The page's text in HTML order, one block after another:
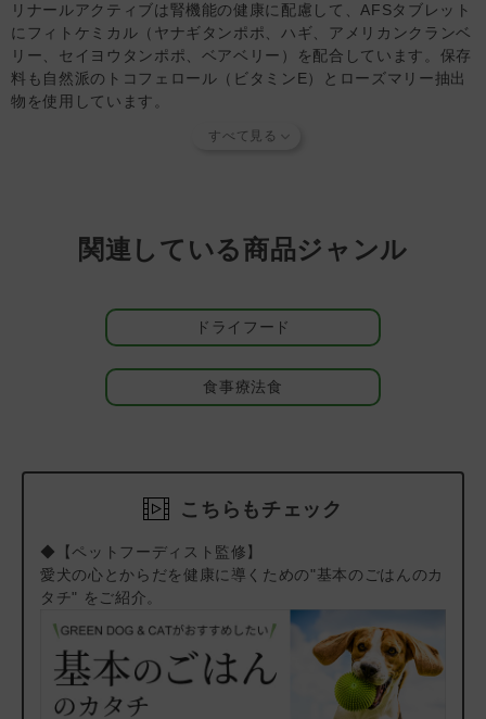
の輸出商品製造時に、輸送時の気圧変化による袋の破損を防
止するため、メーカー製造段階で極小の気圧調整穴を開けて
います。この気圧調整穴による品質変化は製造時に計算され
たものであり、これによってパートナー（愛 犬）の健康を
損なうことはありません。ご安心ください。
◆AFSタブレットの色について・・・もともとのAFSタブレ
【知っておいていただきたいこと】
当店では独自の安全基準を設け、原材料そのものの品質やパ
商品形状のバラつきや商品導入スタンスについて詳しく
をご覧ください。
本商品はご注文タイミングやご注文内容によっては、購入履
歴からのご注文キャンセル、修正を受け付けることができな
ば、メール・お電話・マイページにてご注文をキャンセルい
リナールアクティブは腎機能の健康に配慮して、AFSタブレット
にフィトケミカル（ヤナギタンポポ、ハギ、アメリカンクランベ
リー、セイヨウタンポポ、ベアベリー）を配合しています。保存
料も自然派のトコフェロール（ビタミンE）とローズマリー抽出
物を使用しています。
含有量を減らしています。タンパク質源には吸収の優れた加水分
解された魚蛋白を使用しています。心臓病の場合はタンパク質を
す。また、慢性腎臓病に伴う高血圧に配慮して、ナトリウム量を
抑えています（0.09％）この値は心臓病のパートナーにも推奨さ
食物アレルギーに配慮し、残留化学物質を排除
じめ大きなリスクとなりうる。」という結論に至りました。この
汚染されていない魚をベースに作られています。AFSタブレット
の主原料の魚タンパクとポテトは、加水分解処理を行い、食物ア
レルギーに配慮しています。
「FORZA10 アクティブシリーズ」 お悩み別ラインアップと選
び方はこちら をご覧ください。
関連している商品ジャンル
ドライフード
食事療法食
こちらもチェック
◆【ペットフーディスト監修】
愛犬の心とからだを健康に導くための"基本のごはんのカ
タチ" をご紹介。